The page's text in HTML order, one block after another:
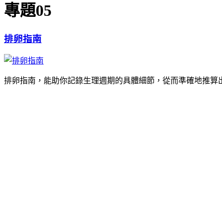
專題05
排卵指南
排卵指南，能助你記錄生理週期的具體細節，從而準確地推算